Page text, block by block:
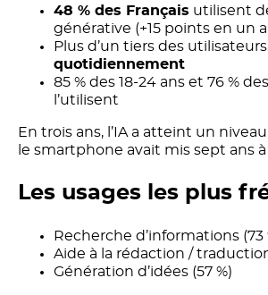
48 % des Français utilisent
générative (+15 points en un
Plus d’un tiers des
quotidiennement
85 % des 18-24 ans et 76 %
l’utilisent
En trois ans, l’IA a atteint un
le smartphone avait mis sept ans
Les usages les plus
Recherche d’informations (73
Aide à la rédaction /
Génération d’idées (57 %)